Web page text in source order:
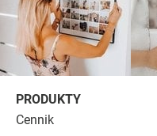
PRODUKTY
Cennik